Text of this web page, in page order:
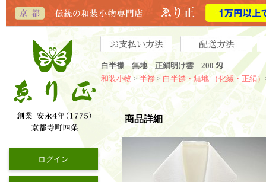
白半襟 無地 正絹明け雲 200 匁
和装小物 > 半襟 > 白半襟・無地 （化繊・正絹）
ログイン
商品詳細